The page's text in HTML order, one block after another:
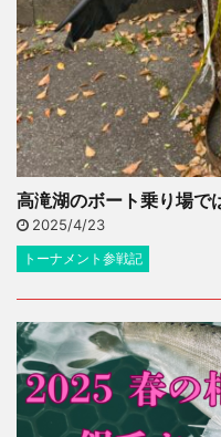
高滝湖のボート乗り場で
2025/4/23
トーナメント参戦記